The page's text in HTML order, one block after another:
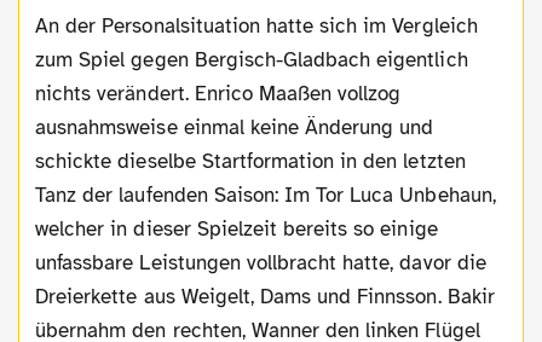
An der Personalsituation hatte sich im Vergleich
zum Spiel gegen Bergisch-Gladbach eigentlich
nichts verändert. Enrico Maaßen vollzog
ausnahmsweise einmal keine Änderung und
schickte dieselbe Startformation in den letzten
Tanz der laufenden Saison: Im Tor Luca Unbehaun,
welcher in dieser Spielzeit bereits so einige
unfassbare Leistungen vollbracht hatte, davor die
Dreierkette aus Weigelt, Dams und Finnsson. Bakir
übernahm den rechten, Wanner den linken Flügel